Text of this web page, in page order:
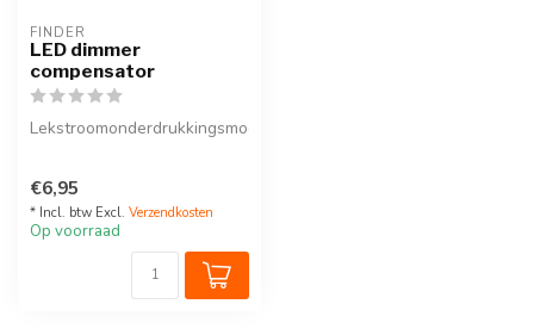
FINDER
LED dimmer
compensator
Lekstroomonderdrukkingsmodule.
€6,95
* Incl. btw Excl. Verzendkosten
Op voorraad